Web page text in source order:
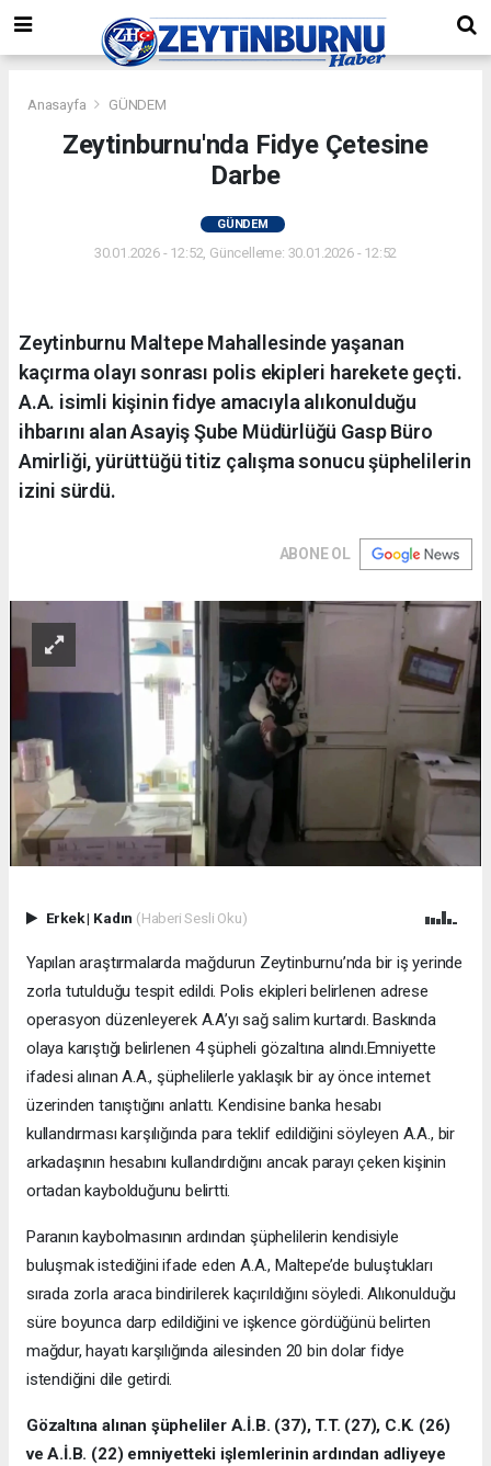
Anasayfa GÜNDEM
Zeytinburnu'nda Fidye Çetesine
Darbe
GÜNDEM
30.01.2026 - 12:52, Güncelleme: 30.01.2026 - 12:52
Zeytinburnu Maltepe Mahallesinde yaşanan
kaçırma olayı sonrası polis ekipleri harekete geçti.
A.A. isimli kişinin fidye amacıyla alıkonulduğu
ihbarını alan Asayiş Şube Müdürlüğü Gasp Büro
Amirliği, yürüttüğü titiz çalışma sonucu şüphelilerin
izini sürdü.
ABONE OL
Erkek| Kadın (Haberi Sesli Oku)
Yapılan araştırmalarda mağdurun Zeytinburnu’nda bir iş yerinde
zorla tutulduğu tespit edildi. Polis ekipleri belirlenen adrese
operasyon düzenleyerek A.A’yı sağ salim kurtardı. Baskında
olaya karıştığı belirlenen 4 şüpheli gözaltına alındı.Emniyette
ifadesi alınan A.A., şüphelilerle yaklaşık bir ay önce internet
üzerinden tanıştığını anlattı. Kendisine banka hesabı
kullandırması karşılığında para teklif edildiğini söyleyen A.A., bir
arkadaşının hesabını kullandırdığını ancak parayı çeken kişinin
ortadan kaybolduğunu belirtti.
Paranın kaybolmasının ardından şüphelilerin kendisiyle
buluşmak istediğini ifade eden A.A., Maltepe’de buluştukları
sırada zorla araca bindirilerek kaçırıldığını söyledi. Alıkonulduğu
süre boyunca darp edildiğini ve işkence gördüğünü belirten
mağdur, hayatı karşılığında ailesinden 20 bin dolar fidye
istendiğini dile getirdi.
Gözaltına alınan şüpheliler A.İ.B. (37), T.T. (27), C.K. (26)
ve A.İ.B. (22) emniyetteki işlemlerinin ardından adliyeye